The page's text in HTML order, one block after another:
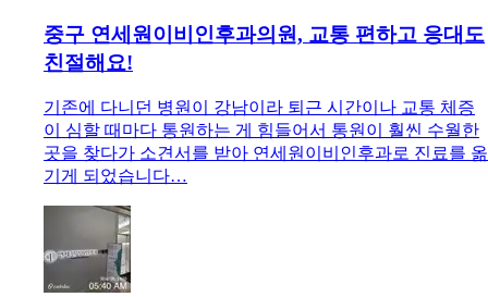
중구 연세원이비인후과의원, 교통 편하고 응대도
친절해요!
기존에 다니던 병원이 강남이라 퇴근 시간이나 교통 체증
이 심할 때마다 통원하는 게 힘들어서 통원이 훨씬 수월한
곳을 찾다가 소견서를 받아 연세원이비인후과로 진료를 옮
기게 되었습니다…